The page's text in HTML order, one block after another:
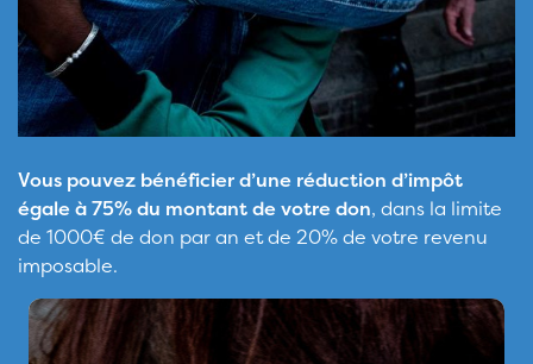
Vous pouvez bénéficier d’une réduction d’impôt
égale à 75% du montant de votre don, dans la limite
de 1000€ de don par an et de 20% de votre revenu
imposable.